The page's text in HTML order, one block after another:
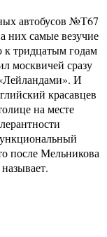
автобусов №Т67
них самые везучие
к тридцатым годам
москвичей сразу
И
красавцев
на месте
после Мельникова